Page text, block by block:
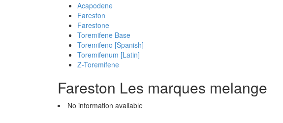
Acapodene
Fareston
Farestone
Toremifene Base
Toremifeno [Spanish]
Toremifenum [Latin]
Z-Toremifene
Fareston Les marques melange
No information avaliable